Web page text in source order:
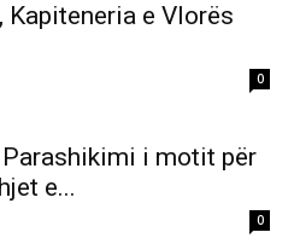
e Vlorës
0
i motit për
e...
0